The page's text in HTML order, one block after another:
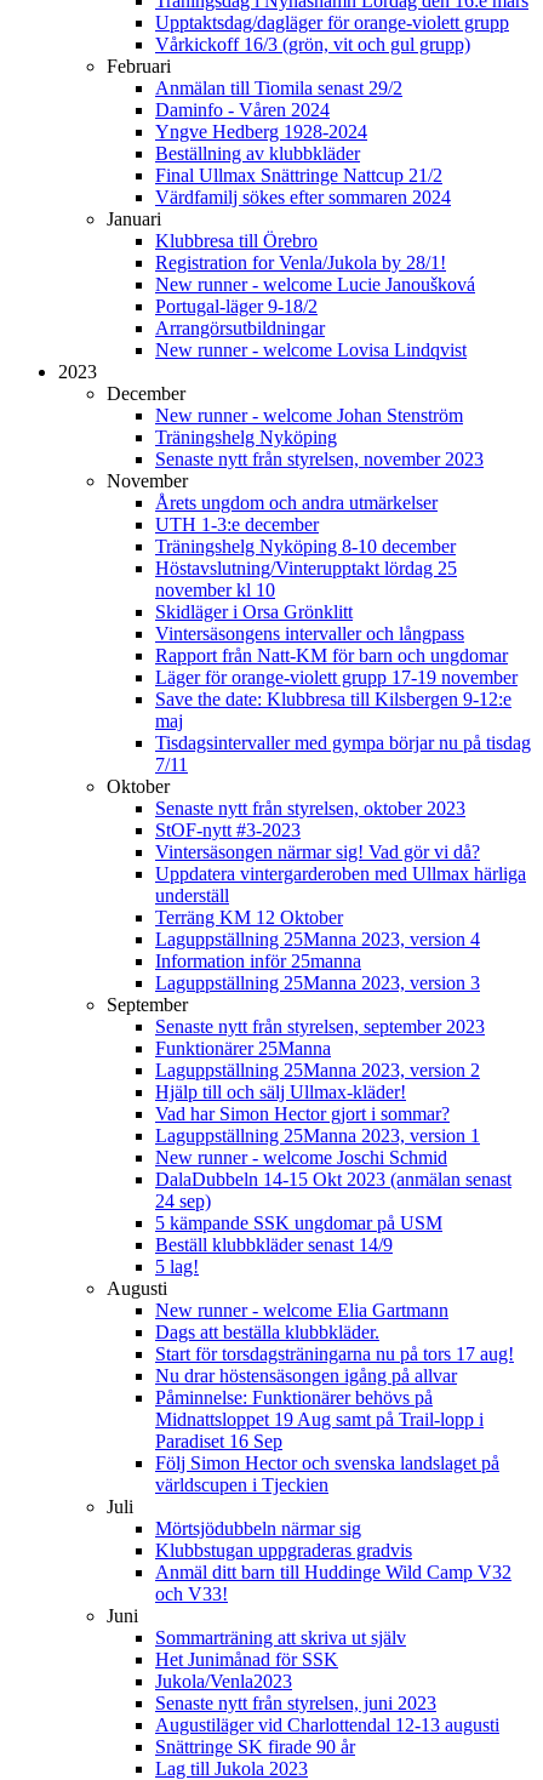
Upptaktsdag/dagläger för orange-violett grupp
Vårkickoff 16/3 (grön, vit och gul grupp)
Februari
Anmälan till Tiomila senast 29/2
Daminfo - Våren 2024
Yngve Hedberg 1928-2024
Beställning av klubbkläder
Final Ullmax Snättringe Nattcup 21/2
Värdfamilj sökes efter sommaren 2024
Januari
Klubbresa till Örebro
Registration for Venla/Jukola by 28/1!
New runner - welcome Lucie Janoušková
Portugal-läger 9-18/2
Arrangörsutbildningar
New runner - welcome Lovisa Lindqvist
2023
December
New runner - welcome Johan Stenström
Träningshelg Nyköping
Senaste nytt från styrelsen, november 2023
November
Årets ungdom och andra utmärkelser
UTH 1-3:e december
Träningshelg Nyköping 8-10 december
Höstavslutning/Vinterupptakt lördag 25
november kl 10
Skidläger i Orsa Grönklitt
Vintersäsongens intervaller och långpass
Rapport från Natt-KM för barn och ungdomar
Läger för orange-violett grupp 17-19 november
Save the date: Klubbresa till Kilsbergen 9-12:e
maj
Tisdagsintervaller med gympa börjar nu på tisdag
7/11
Oktober
Senaste nytt från styrelsen, oktober 2023
StOF-nytt #3-2023
Vintersäsongen närmar sig! Vad gör vi då?
Uppdatera vintergarderoben med Ullmax härliga
underställ
Terräng KM 12 Oktober
Laguppställning 25Manna 2023, version 4
Information inför 25manna
Laguppställning 25Manna 2023, version 3
September
Senaste nytt från styrelsen, september 2023
Funktionärer 25Manna
Laguppställning 25Manna 2023, version 2
Hjälp till och sälj Ullmax-kläder!
Vad har Simon Hector gjort i sommar?
Laguppställning 25Manna 2023, version 1
New runner - welcome Joschi Schmid
DalaDubbeln 14-15 Okt 2023 (anmälan senast
24 sep)
5 kämpande SSK ungdomar på USM
Beställ klubbkläder senast 14/9
5 lag!
Augusti
New runner - welcome Elia Gartmann
Dags att beställa klubbkläder.
Start för torsdagsträningarna nu på tors 17 aug!
Nu drar höstensäsongen igång på allvar
Påminnelse: Funktionärer behövs på
Midnattsloppet 19 Aug samt på Trail-lopp i
Paradiset 16 Sep
Följ Simon Hector och svenska landslaget på
världscupen i Tjeckien
Juli
Mörtsjödubbeln närmar sig
Klubbstugan uppgraderas gradvis
Anmäl ditt barn till Huddinge Wild Camp V32
och V33!
Juni
Sommarträning att skriva ut själv
Het Junimånad för SSK
Jukola/Venla2023
Senaste nytt från styrelsen, juni 2023
Augustiläger vid Charlottendal 12-13 augusti
Snättringe SK firade 90 år
Lag till Jukola 2023